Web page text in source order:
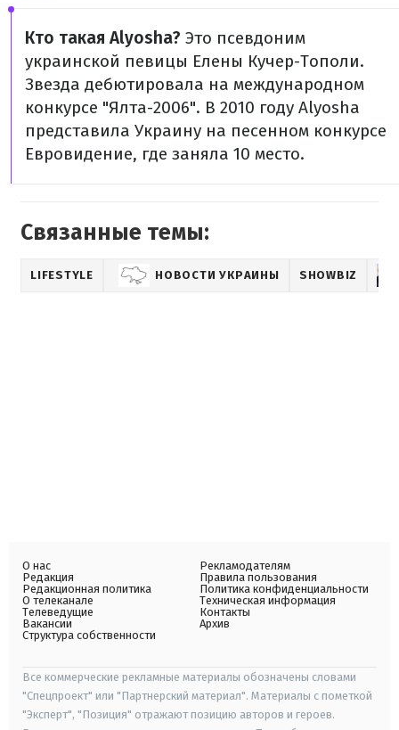
Кто такая Alyosha? Это псевдоним
украинской певицы Елены Кучер-Тополи.
Звезда дебютировала на международном
конкурсе "Ялта-2006". В 2010 году Alyosha
представила Украину на песенном конкурсе
Евровидение, где заняла 10 место.
Связанные темы:
LIFESTYLE НОВОСТИ УКРАИНЫ SHOWBIZ
О нас
Редакция
Редакционная политика
О телеканале
Телеведущие
Вакансии
Структура собственности
Рекламодателям
Правила пользования
Политика конфиденциальности
Техническая информация
Контакты
Архив
Все коммерческие рекламные материалы обозначены словами
"Спецпроект" или "Партнерский материал". Материалы с пометкой
"Эксперт", "Позиция" отражают позицию авторов и героев.